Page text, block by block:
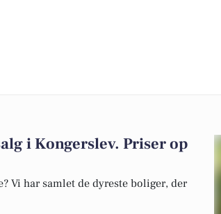
i Kongerslev. Priser op
Vi har samlet de dyreste boliger, der